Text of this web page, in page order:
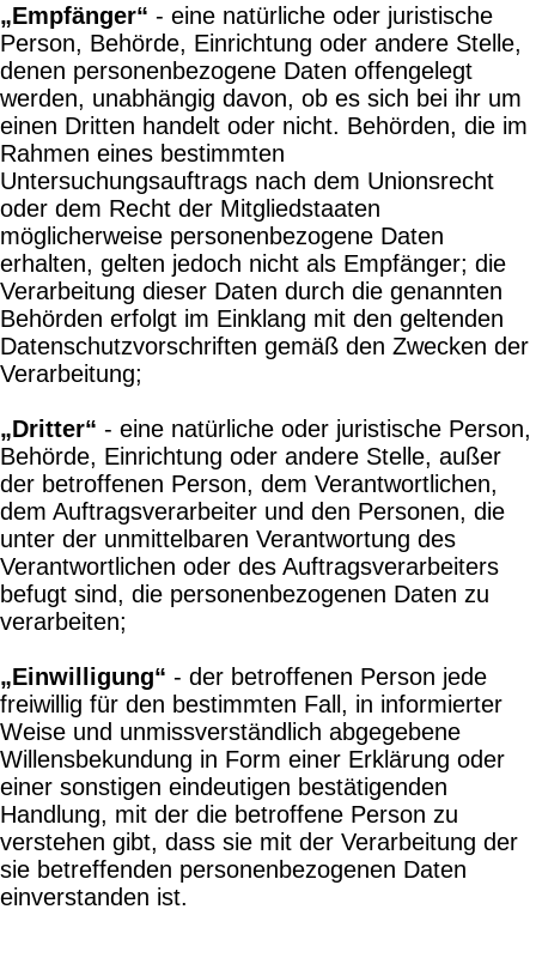
„Empfänger“ - eine natürliche oder juristische
Person, Behörde, Einrichtung oder andere Stelle,
denen personenbezogene Daten offengelegt
werden, unabhängig davon, ob es sich bei ihr um
einen Dritten handelt oder nicht. Behörden, die im
Rahmen eines bestimmten
Untersuchungsauftrags nach dem Unionsrecht
oder dem Recht der Mitgliedstaaten
möglicherweise personenbezogene Daten
erhalten, gelten jedoch nicht als Empfänger; die
Verarbeitung dieser Daten durch die genannten
Behörden erfolgt im Einklang mit den geltenden
Datenschutzvorschriften gemäß den Zwecken der
Verarbeitung;
„Dritter“ - eine natürliche oder juristische Person,
Behörde, Einrichtung oder andere Stelle, außer
der betroffenen Person, dem Verantwortlichen,
dem Auftragsverarbeiter und den Personen, die
unter der unmittelbaren Verantwortung des
Verantwortlichen oder des Auftragsverarbeiters
befugt sind, die personenbezogenen Daten zu
verarbeiten;
„Einwilligung“ - der betroffenen Person jede
freiwillig für den bestimmten Fall, in informierter
Weise und unmissverständlich abgegebene
Willensbekundung in Form einer Erklärung oder
einer sonstigen eindeutigen bestätigenden
Handlung, mit der die betroffene Person zu
verstehen gibt, dass sie mit der Verarbeitung der
sie betreffenden personenbezogenen Daten
einverstanden ist.